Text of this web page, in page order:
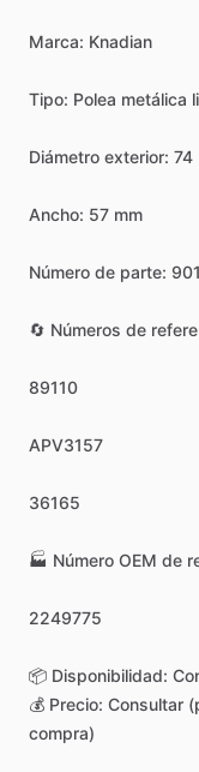
Marca: Knadian
Tipo: Polea metálica
Diámetro exterior: 74
Ancho: 57 mm
Número de parte:
🔄 Números de
89110
APV3157
36165
🏭 Número OEM de
2249775
📦 Disponibilidad:
💰 Precio: Consultar
compra)